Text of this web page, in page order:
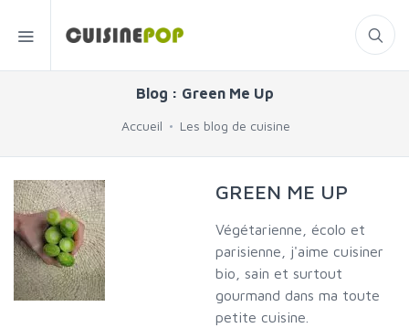
Blog : Green Me Up
Accueil Les blog de cuisine
GREEN ME UP
Végétarienne, écolo et
parisienne, j'aime cuisiner
bio, sain et surtout
gourmand dans ma toute
petite cuisine.